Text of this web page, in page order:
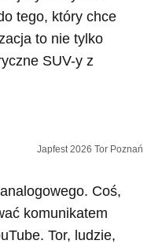
tego, który chce
to nie tylko
SUV-y z
Japfest 2026 Tor Poznań
Coś,
komunikatem
Tor, ludzie,